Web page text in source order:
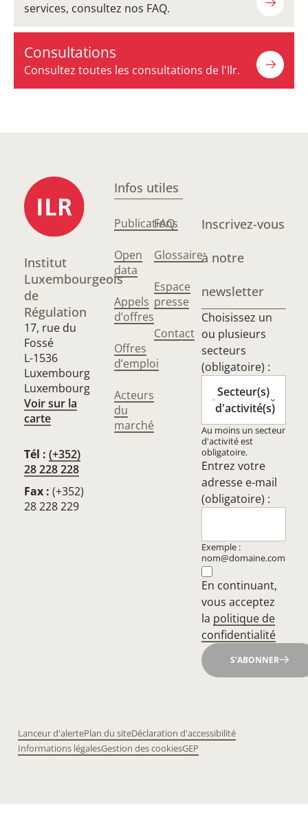
services, consultez nos FAQ.
Consultations
Consultez toutes les consultations de l'Ilr.
Institut
Luxembourgeois
de
Régulation
17, rue du
Fossé
L-1536
Luxembourg
Luxembourg
Voir sur la
carte
Tél : (+352)
28 228 228
Fax : (+352)
28 228 229
Infos utiles
Publications
Open
data
Appels
d’offres
Offres
d’emploi
Acteurs
du
marché
FAQ
Glossaire
Espace
presse
Contact
Inscrivez-vous
à notre
newsletter
Choisissez un
ou plusieurs
secteurs
(obligatoire) :
Secteur(s)
d'activité(s)
Au moins un secteur
d'activité est
obligatoire.
Entrez votre
adresse e-mail
(obligatoire) :
Exemple :
nom@domaine.com
En continuant,
vous acceptez
la politique de
confidentialité
S'ABONNER
Lanceur d'alertePlan du siteDéclaration d'accessibilité
Informations légalesGestion des cookiesGEP